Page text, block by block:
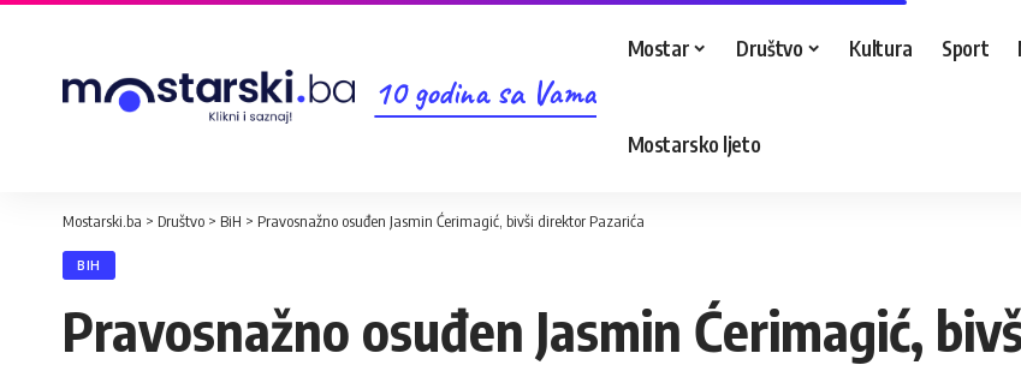
10 godina sa Vama
Mostar Društvo Kultura Sport
Mostarsko ljeto
Mostarski.ba > Društvo > BiH > Pravosnažno osuđen Jasmin Ćerimagić, bivši direktor Pazarića
BIH
Pravosnažno osuđen Jasmin Ćerimagić,